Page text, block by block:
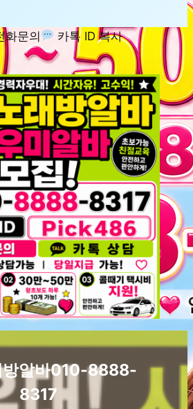
문의
카톡 ID 복사
방알바010-8888-
8317